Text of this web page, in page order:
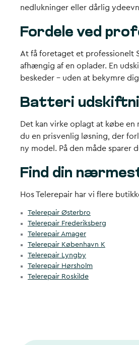
nedlukninger eller dårlig
Fordele ved
At få foretaget et professionelt
afhængig af en oplader. En
beskeder – uden at bekymre
Batteri
Det kan virke oplagt at købe
du en prisvenlig løsning, der
ny model. På den måde sparer
Find din
Hos Telerepair har vi flere
Telerepair Østerbro
Telerepair Frederiksberg
Telerepair Amager
Telerepair København K
Telerepair Lyngby
Telerepair Hørsholm
Telerepair Roskilde